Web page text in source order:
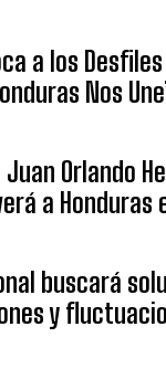
a los
Nos
Orlando
a Honduras
buscará
y